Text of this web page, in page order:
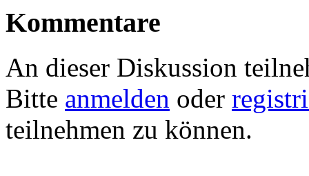
Kommentare
An dieser Diskussion
Bitte anmelden oder
teilnehmen zu können.